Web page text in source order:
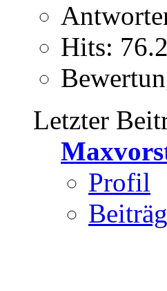
Hits:
Letzter
Profil